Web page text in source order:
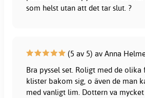
som helst utan att det tar slut. ?
(5 av 5) av Anna
Bra pyssel set. Roligt med de olika
klister bakom sig, o även de man
med vanligt lim. Dottern va